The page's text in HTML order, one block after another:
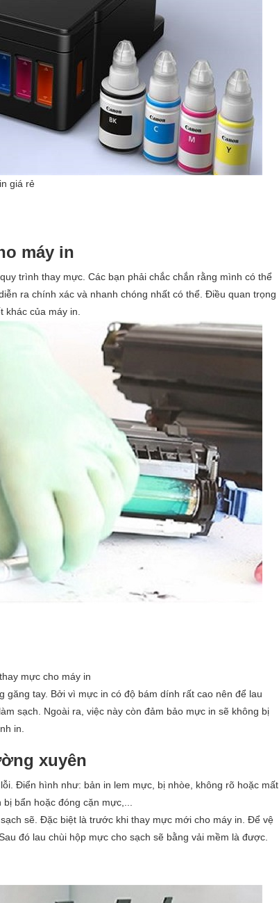
giá rẻ
máy in
trình thay mực. Các bạn phải chắc chắn rằng mình có thể
ra chính xác và nhanh chóng nhất có thể. Điều quan trọng
của máy in.
mực cho máy in
tay. Bởi vì mực in có độ bám dính rất cao nên để lau
sạch. Ngoài ra, việc này còn đảm bảo mực in sẽ không bị
in.
xuyên
Điển hình như: bản in lem mực, bị nhòe, không rõ hoặc mất
bẩn hoặc đóng cặn mực,...
sẽ. Đặc biệt là trước khi thay mực mới cho máy in. Để vệ
đó lau chùi hộp mực cho sạch sẽ bằng vải mềm là được.